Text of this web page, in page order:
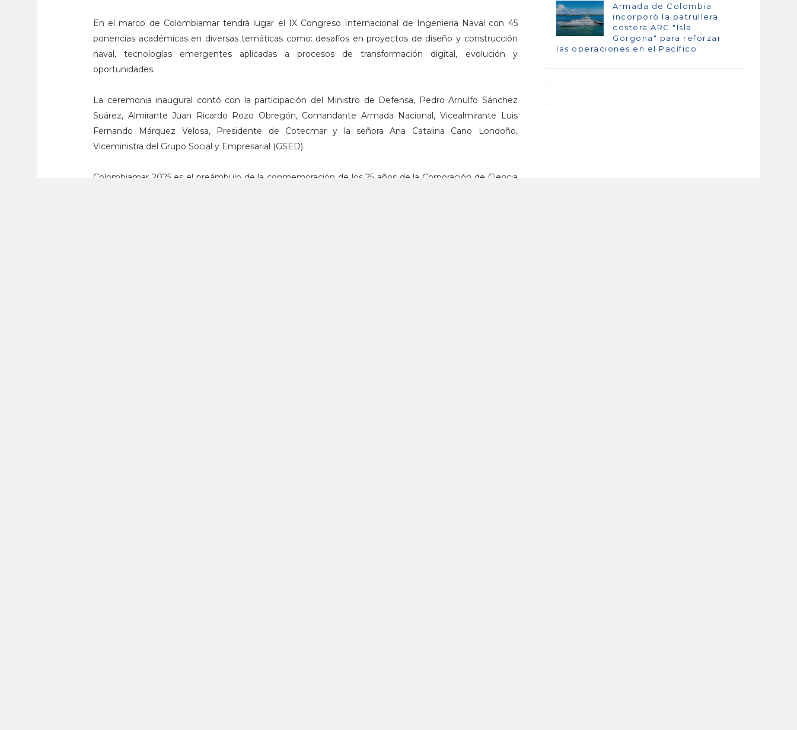
En el marco de Colombiamar tendrá lugar el IX Congreso Internacional de Ingenieria Naval con 45
ponencias académicas en diversas temáticas como: desafíos en proyectos de diseño y construcción
naval, tecnologías emergentes aplicadas a procesos de transformación digital, evolución y
oportunidades.
La ceremonia inaugural contó con la participación del Ministro de Defensa, Pedro Arnulfo Sánchez
Suárez, Almirante Juan Ricardo Rozo Obregón, Comandante Armada Nacional, Vicealmirante Luis
Fernando Márquez Velosa, Presidente de Cotecmar y la señora Ana Catalina Cano Londoño,
Viceministra del Grupo Social y Empresarial (GSED).
Colombiamar 2025 es el preámbulo de la conmemoración de los 25 años de la Corporación de Ciencia
Armada de Colombia
incorporó la patrullera
costera ARC "Isla
Gorgona" para reforzar
las operaciones en el Pacífico